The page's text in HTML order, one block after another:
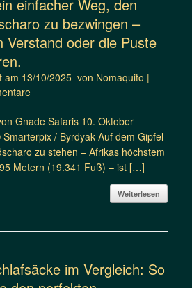
einfacher Weg, den
zu bezwingen –
Verstand oder die Puste
am 13/10/2025 von Nomaquito |
Gnade Safaris 10. Oktober
/ Byrdyak Auf dem Gipfel
zu stehen – Afrikas höchstem
Metern (19.341 Fuß) – ist […]
Weiterlesen
im Vergleich: So